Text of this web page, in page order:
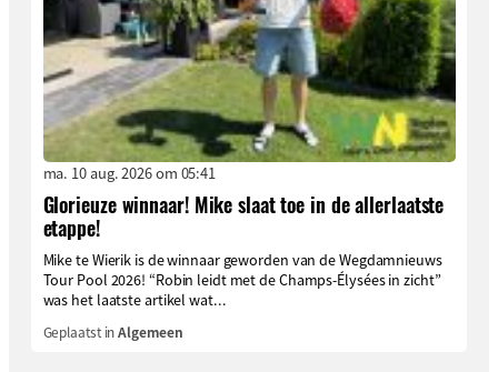
ma. 10 aug. 2026 om 05:41
Glorieuze winnaar! Mike slaat toe in de allerlaatste
etappe!
Mike te Wierik is de winnaar geworden van de Wegdamnieuws
Tour Pool 2026! “Robin leidt met de Champs-Élysées in zicht”
was het laatste artikel wat...
Geplaatst inAlgemeen